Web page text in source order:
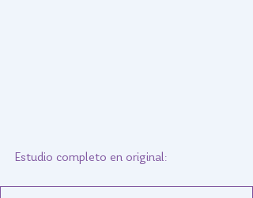
Estudio completo en original: